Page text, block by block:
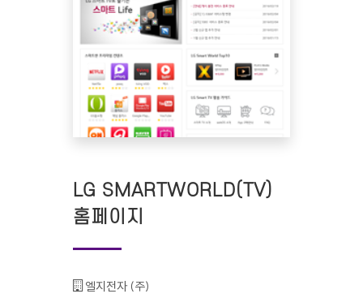
LG SMARTWORLD(TV)
홈페이지
기관명 :
엘지전자 (주)